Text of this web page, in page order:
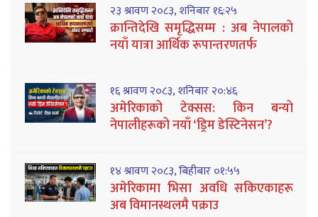
२३ श्रावण २०८३, शनिबार १६:२५
क्रान्तिदेखि समृद्धिसम्म : अब नेपालको
नयाँ यात्रा आर्थिक रूपान्तरणतर्फ
१६ श्रावण २०८३, शनिबार २०:४६
अमेरिकाको टेक्सस: किन बन्यो
नेपालीहरूको नयाँ ‘ड्रिम डेस्टिनेसन’?
१४ श्रावण २०८३, बिहीबार ०१:५५
अमेरिकामा भिसा अवधि सकिएकाहरू
अब विमानस्थलमै पक्राउ